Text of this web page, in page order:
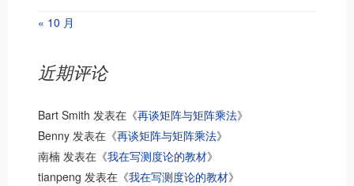
« 10 月
近期评论
Bart Smith 发表在《再谈矩阵与矩阵乘法》
Benny发表在《再谈矩阵与矩阵乘法》
南楠发表在《我在写测度论的教材》
tianpeng 发表在《我在写测度论的教材》